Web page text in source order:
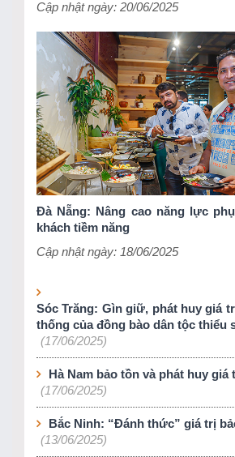
Cập nhật ngày: 20/06/2025
Đà Nẵng: Nâng cao năng lực
khách tiềm năng
Cập nhật ngày: 18/06/2025
Sóc Trăng: Gìn giữ, phát huy giá
thống của đồng bào dân tộc thiểu
(17/06/2025)
Hà Nam bảo tồn và phát huy giá
(17/06/2025)
Bắc Ninh: “Đánh thức” giá trị
(13/06/2025)